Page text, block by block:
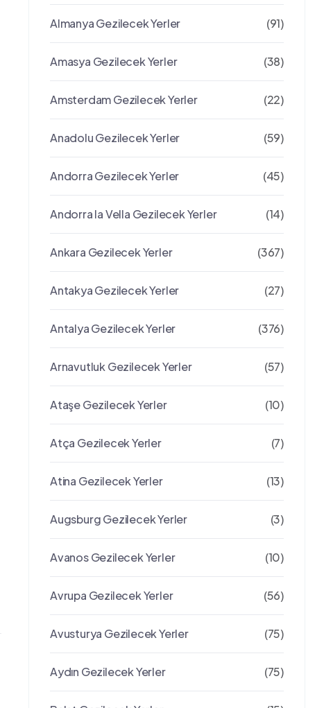
Almanya Gezilecek Yerler (91)
Amasya Gezilecek Yerler (38)
Amsterdam Gezilecek Yerler (22)
Anadolu Gezilecek Yerler (59)
Andorra Gezilecek Yerler (45)
Andorra la Vella Gezilecek Yerler (14)
Ankara Gezilecek Yerler (367)
Antakya Gezilecek Yerler (27)
Antalya Gezilecek Yerler (376)
Arnavutluk Gezilecek Yerler (57)
Ataşe Gezilecek Yerler (10)
Atça Gezilecek Yerler (7)
Atina Gezilecek Yerler (13)
Augsburg Gezilecek Yerler (3)
Avanos Gezilecek Yerler (10)
Avrupa Gezilecek Yerler (56)
Avusturya Gezilecek Yerler (75)
Aydın Gezilecek Yerler (75)